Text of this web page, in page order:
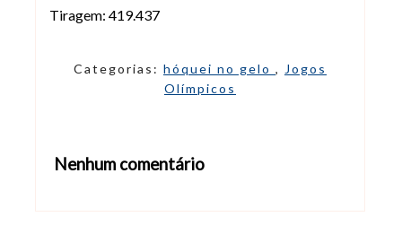
Tiragem: 419.437
Categorias: hóquei no gelo , Jogos
Olímpicos
Nenhum comentário